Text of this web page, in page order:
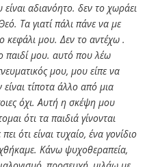
αδιανόητο. δεν το χωράει
Τα γιατί πάλι πάνε να με
κεφάλι μου. Δεν το αντέχω .
παιδί μου. αυτό που λέω
μου, μου είπε να
τίποτα άλλο από μια
όχι. Αυτή η σκέψη μου
ότι τα παιδιά γίνονται
ότι είναι τυχαίο, ένα γονίδιο
Κάνω ψυχοθεραπεία,